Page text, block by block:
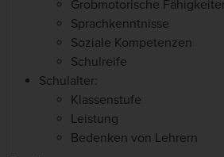
Grobmotorische
Sprachkenntnisse
Soziale Kompetenzen
Schulreife
Schulalter:
Klassenstufe
Leistung
Bedenken von Lehrern